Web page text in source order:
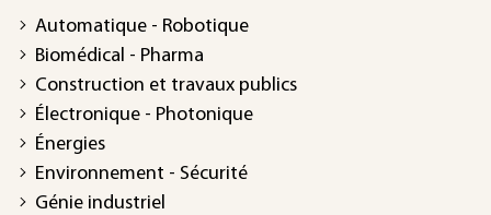
Automatique - Robotique
Biomédical - Pharma
Construction et travaux publics
Électronique - Photonique
Énergies
Environnement - Sécurité
Génie industriel